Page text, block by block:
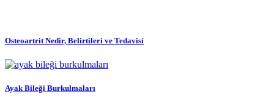
Osteoartrit Nedir, Belirtileri ve Tedavisi
Ayak Bileği Burkulmaları